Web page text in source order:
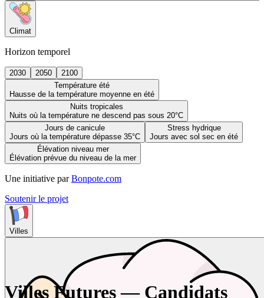
Climat
Horizon temporel
2030 2050
2100
Température été
Hausse de la température moyenne en été
Nuits tropicales
Nuits où la température ne descend pas sous 20°C
Jours de canicule
Jours où la température dépasse 35°C
Stress hydrique
Jours avec sol sec en été
Élévation niveau mer
Élévation prévue du niveau de la mer
Une initiative par Bonpote.com
Soutenir le projet
Villes
Villes Futures — Candidats